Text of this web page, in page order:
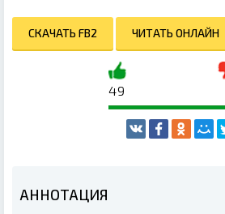
СКАЧАТЬ FB2 ЧИТАТЬ ОНЛАЙН
49
АННОТАЦИЯ